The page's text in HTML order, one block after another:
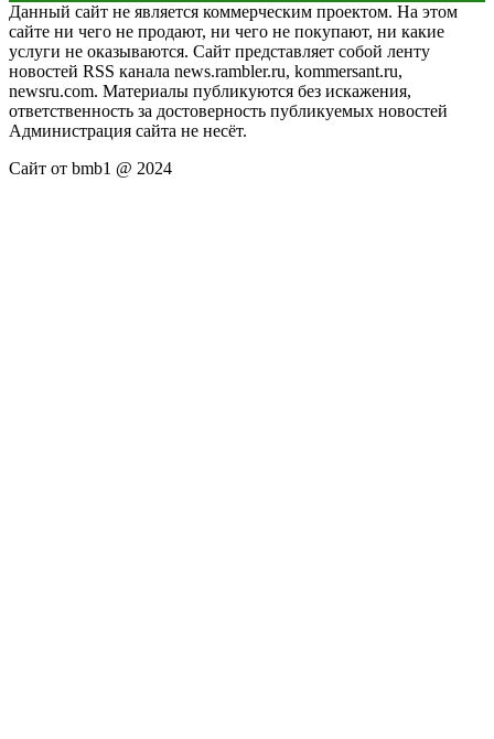
Данный сайт не является коммерческим проектом. На этом
сайте ни чего не продают, ни чего не покупают, ни какие
услуги не оказываются. Сайт представляет собой ленту
новостей RSS канала news.rambler.ru, kommersant.ru,
newsru.com. Материалы публикуются без искажения,
ответственность за достоверность публикуемых новостей
Администрация сайта не несёт.
Сайт от bmb1 @ 2024